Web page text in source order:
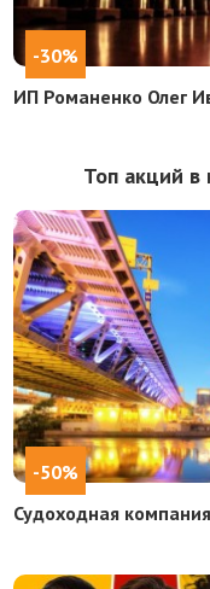
-30%
ИП Романенко Олег
Топ акций в
-50%
Судоходная